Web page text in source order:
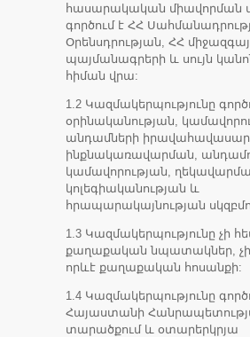
հասարակական միավորման
գործում է ՀՀ
Օրենսդրության, ՀՀ
պայմանագրերի և սույն
հիման վրա:
1.2 Կազմակերպությունը
օրինականության,
անդամների
ինքնակառավարման,
կամավորության,
կոլեգիականության և
հրապարակայնության
1.3 Կազմակերպությունը չի
քաղաքական նպատակներ, չի
որևէ քաղաքական հոսանքի:
1.4 Կազմակերպությունը
Հայաստանի
տարածքում և օտարերկրյա